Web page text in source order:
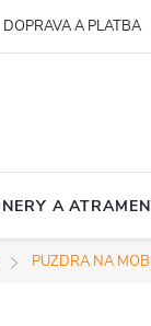
DOPRAVA A PLATBA
A
PUZDRA NA